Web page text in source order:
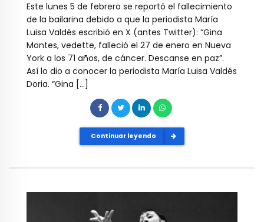
Este lunes 5 de febrero se reportó el fallecimiento
de la bailarina debido a que la periodista María
Luisa Valdés escribió en X (antes Twitter): “Gina
Montes, vedette, falleció el 27 de enero en Nueva
York a los 71 años, de cáncer. Descanse en paz”.
Así lo dio a conocer la periodista María Luisa Valdés
Doria. “Gina […]
Continuar leyendo